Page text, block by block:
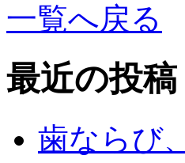
一覧へ戻る
最近の投稿
歯ならび